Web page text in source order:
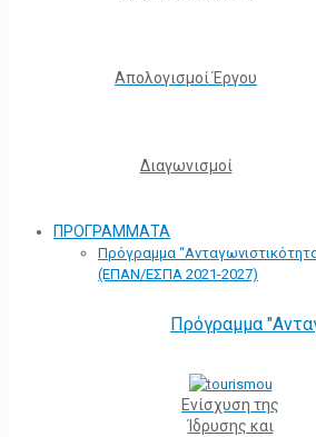
Απολογισμοί Έργου
Διαγωνισμοί
ΠΡΟΓΡΑΜΜΑΤΑ
Πρόγραμμα
(ΕΠΑΝ/ΕΣΠΑ 2021-2027)
Πρόγραμμα
Ενίσχυση της
Ίδρυσης και